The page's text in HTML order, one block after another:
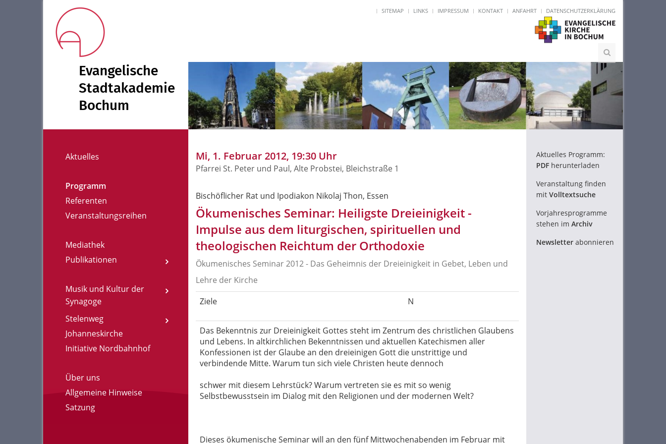
SITEMAP LINKS IMPRESSUM KONTAKT ANFAHRT DATENSCHUTZERKLÄRUNG
Evangelische
Stadtakademie
Bochum
Aktuelles
Programm
Referenten
Veranstaltungsreihen
Mediathek
Publikationen
Musik und Kultur der
Synagoge
Stelenweg
Johanneskirche
Initiative Nordbahnhof
Über uns
Allgemeine Hinweise
Satzung
Mi, 1. Februar 2012, 19:30 Uhr
Pfarrei St. Peter und Paul, Alte Probstei, Bleichstraße 1
Bischöflicher Rat und Ipodiakon Nikolaj Thon, Essen
Ökumenisches Seminar: Heiligste Dreieinigkeit -
Impulse aus dem liturgischen, spirituellen und
theologischen Reichtum der Orthodoxie
Ökumenisches Seminar 2012 - Das Geheimnis der Dreieinigkeit in Gebet, Leben und
Lehre der Kirche
Ziele
N
Das Bekenntnis zur Dreieinigkeit Gottes steht im Zentrum des christlichen Glaubens
und Lebens. In altkirchlichen Bekenntnissen und aktuellen Katechismen aller
Konfessionen ist der Glaube an den dreieinigen Gott die unstrittige und
verbindende Mitte. Warum tun sich viele Christen heute dennoch
schwer mit diesem Lehrstück? Warum vertreten sie es mit so wenig
Selbstbewusstsein im Dialog mit den Religionen und der modernen Welt?
Dieses ökumenische Seminar will an den fünf Mittwochenabenden im Februar mit
Aktuelles Programm:
PDF herunterladen
Veranstaltung finden
mit Volltextsuche
Vorjahresprogramme
stehen im Archiv
Newsletter abonnieren